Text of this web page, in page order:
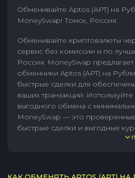
Обменивайте Aptos (APT) на
MoneySwap! Томск, Россия
Обменивайте криптовалюты
сервис без комиссии и по
Россия. MoneySwap
обменники Aptos (APT) на
быстрые сделки для
ваших транзакций.
выгодного обмена с
MoneySwap — это
быстрые сделки и выгодные